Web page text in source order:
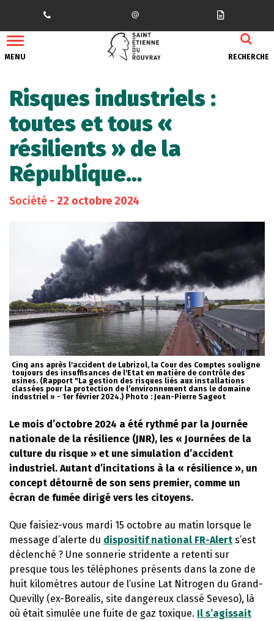
MENU RECHERCHE
Risques industriels :
toutes et tous «
résilients » de la
République…
Société - 22 octobre 2024
Cinq ans après l'accident de Lubrizol, la Cour des Comptes souligne
toujours des insuffisances de l'Etat en matière de contrôle des
usines. (Rapport "La gestion des risques liés aux installations
classées pour la protection de l’environnement dans le domaine
industriel » - 1er février 2024.) Photo : Jean-Pierre Sageot
Le mois d’octobre 2024 a été rythmé par la Journée
nationale de la résilience (JNR), les « Journées de la
culture du risque » et une simulation d’accident
industriel. Autant d’incitations à la « résilience », un
concept détourné de son sens premier, comme un
écran de fumée dirigé vers les citoyens.
Que faisiez-vous mardi 15 octobre au matin lorsque le
message d’alerte du dispositif national FR-Alert s’est
déclenché ? Une sonnerie stridente a retenti sur
presque tous les téléphones présents dans la zone de
huit kilomètres autour de l’usine Lat Nitrogen du Grand-
Quevilly (ex-Borealis, site dangereux classé Seveso), là
où était simulée une fuite de gaz toxique. Il s’agissait